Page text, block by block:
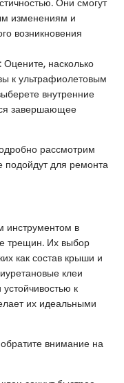
изменениям и
возникновения
: Оцените, насколько
к ультрафиолетовым
внутренние
завершающее
рассмотрим
подойдут для ремонта
инструментом в
трещин. Их выбор
как состав крыши и
клеи
к
их идеальными
внимание на